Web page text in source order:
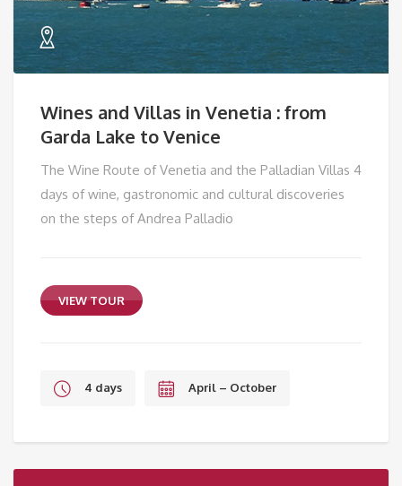
Wines and Villas in Venetia : from
Garda Lake to Venice
The Wine Route of Venetia and the Palladian Villas 4
days of wine, gastronomic and cultural discoveries
on the steps of Andrea Palladio
VIEW TOUR
4 days April – October